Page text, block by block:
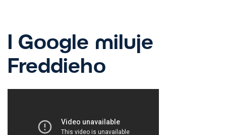
I Google miluje
Freddieho